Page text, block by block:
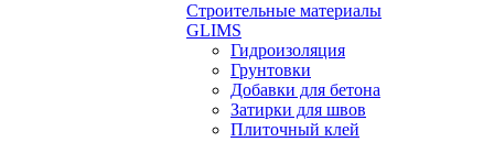
Строительные материалы
GLIMS
Гидроизоляция
Грунтовки
Добавки для бетона
Затирки для швов
Плиточный клей